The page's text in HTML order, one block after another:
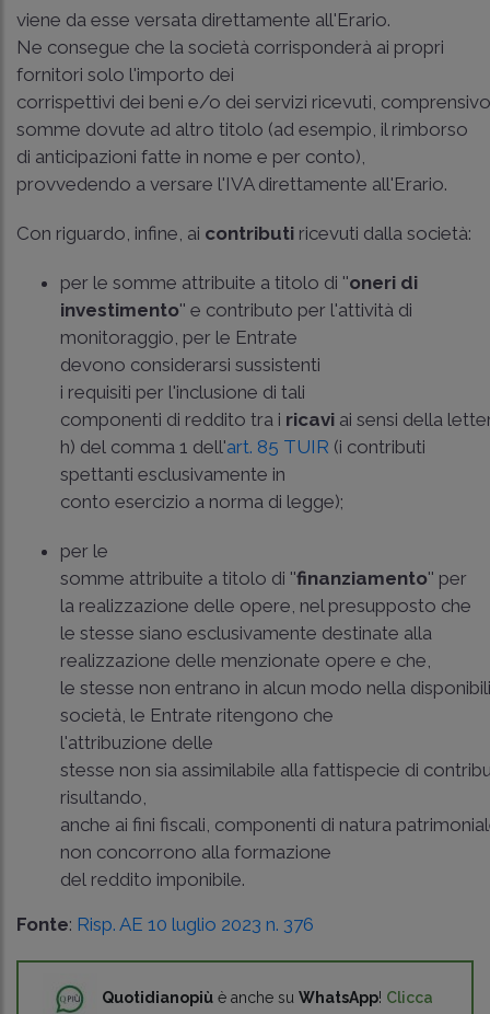
viene da esse versata direttamente all'Erario.
Ne consegue che la società corrisponderà ai propri
fornitori solo l'importo dei
corrispettivi dei beni e/o dei servizi ricevuti,
somme dovute ad altro titolo (ad esempio, il rimborso
di anticipazioni fatte in nome e per conto),
provvedendo a versare l'IVA direttamente all'Erario.
Con riguardo, infine, ai contributi ricevuti dalla società:
per le somme attribuite a titolo di ''oneri di
investimento'' e contributo per l'attività di
monitoraggio, per le Entrate
devono considerarsi sussistenti
i requisiti per l'inclusione di tali
componenti di reddito tra i ricavi ai sensi della
h) del comma 1 dell'art. 85 TUIR (i contributi
spettanti esclusivamente in
conto esercizio a norma di legge);
per le
somme attribuite a titolo di ''finanziamento'' per
la realizzazione delle opere, nel presupposto che
le stesse siano esclusivamente destinate alla
realizzazione delle menzionate opere e che,
le stesse non entrano in alcun modo nella
società, le Entrate ritengono che
l'attribuzione delle
stesse non sia assimilabile alla fattispecie di
risultando,
anche ai fini fiscali, componenti di natura
non concorrono alla formazione
del reddito imponibile.
Fonte: Risp. AE 10 luglio 2023 n. 376
Quotidianopiù è anche su WhatsApp! Clicca